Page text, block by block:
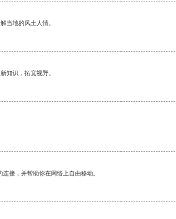
当地的风土人情。
知识，拓宽视野。
接，并帮助你在网络上自由移动。